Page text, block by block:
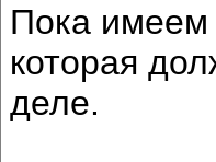
Пока имеем
которая
деле.